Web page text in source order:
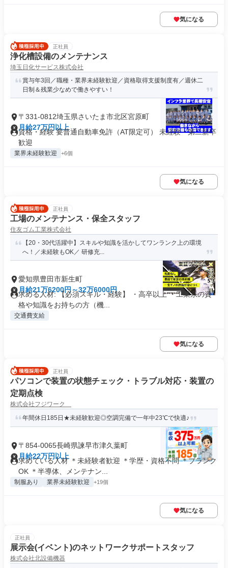
気になる
正社員
浄化槽設備のメンテナンス
埼玉日化サービス株式会社
賞与年3回／職種・業界未経験歓迎／資格取得支援制度有／週休二
日制＆残業少なめで働きやすい！
〒331-0812埼玉県さいたま市北区宮原町
月給27万円以上
資格・経験 要普通自動車免許（AT限定可） 未経験・第二新卒
歓迎
業界未経験歓迎 +6個
気になる
正社員
工場のメンテナンス・保全スタッフ
住友ゴム工業株式会社
【20・30代活躍中】スキルや知識を活かしてワンランク上の環境
へ！／未経験もOK／ 研修充...
愛知県豊田市新生町
月給21万6200円～32万6000円
求める人材: 【必須スキル・経験】 ・高卒以上 ・工業系の資
格や知識をお持ちの方（機...
交通費支給
気になる
正社員
パソコンで装置の状態チェック・トラブル対応・装置の
定期点検
株式会社フジワーク
年間休日185日★未経験歓迎◎空調完備で一年中23℃で快適♪
〒854-0065長崎県諫早市津久葉町
月給22万円以上
求めている人材 ＊未経験者歓迎 ＊学歴・資格不問 ＊ブランク
OK ＊半導体、メンテナン...
制服あり 業界未経験歓迎 +19個
気になる
正社員
展示会(イベント)のネットワークサポートスタッフ
株式会社北設備機器